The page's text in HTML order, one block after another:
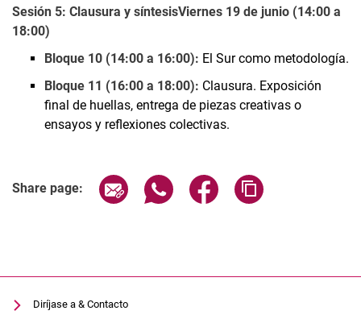
Sesión 5: Clausura y síntesisViernes 19 de junio (14:00 a
18:00)
Bloque 10 (14:00 a 16:00): El Sur como metodología.
Bloque 11 (16:00 a 18:00): Clausura. Exposición
final de huellas, entrega de piezas creativas o
ensayos y reflexiones colectivas.
Share page: Share page via email
Share page via WhatsApp
Share page via
Diríjase a & Contacto